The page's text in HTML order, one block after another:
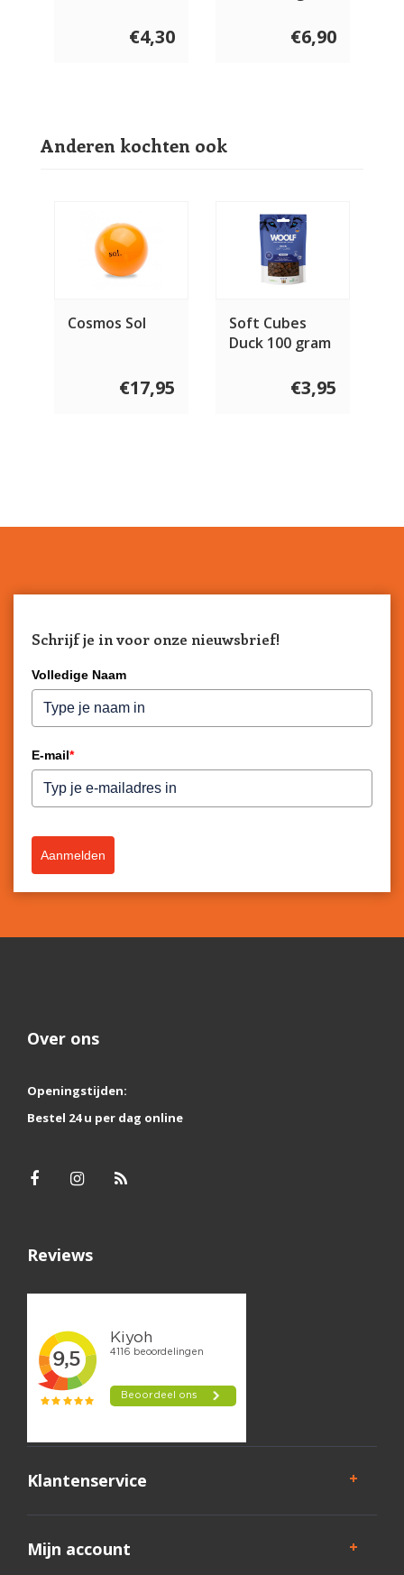
& Rabbit 400
€4,30 €6,90
Anderen kochten ook
Cosmos Sol
€17,95
Soft Cubes
Duck 100 gram
€3,95
Schrijf je in voor onze nieuwsbrief!
Volledige Naam
E-mail*
Aanmelden
Over ons
Openingstijden:
Bestel 24 u per dag online
Reviews
Klantenservice
Mijn account